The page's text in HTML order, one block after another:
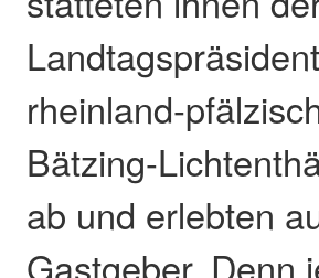
rheinland-
Bätzing-
ab und erlebten
Gastgeber. Denn